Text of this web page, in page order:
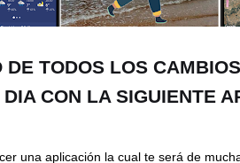
DE TODOS LOS
CON LA SIGUIENTE
una aplicación la cual te será de